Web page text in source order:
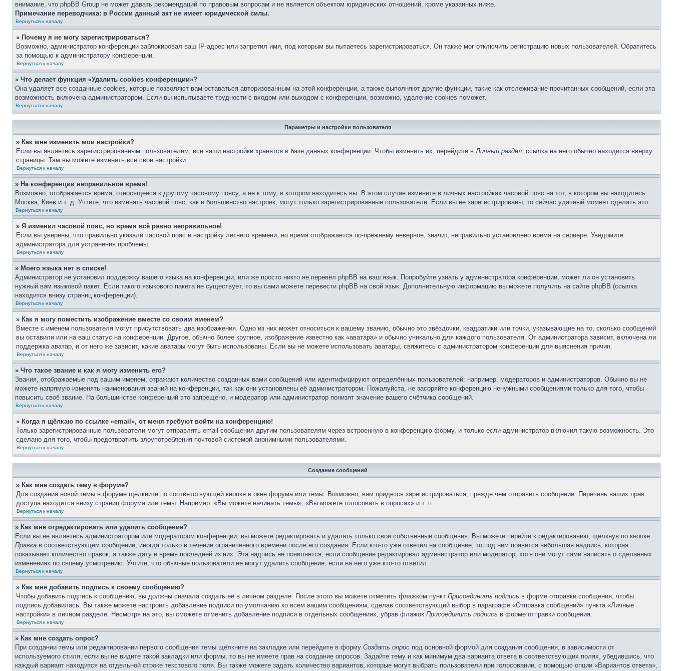
внимание, что phpBB Group не может давать рекомендаций по правовым вопросам и не является объектом юридических отношений, кроме указанных ниже.
Примечание переводчика: в России данный акт не имеет юридической силы.
Вернуться к началу
» Почему я не могу зарегистрироваться?
Возможно, администратор конференции заблокировал ваш IP-адрес или запретил имя, под которым вы пытаетесь зарегистрироваться. Он также мог отключить регистрацию новых пользователей. Обратитесь
за помощью к администратору конференции.
Вернуться к началу
» Что делает функция «Удалить cookies конференции»?
Она удаляет все созданные cookies, которые позволяют вам оставаться авторизованным на этой конференции, а также выполняют другие функции, такие как отслеживание прочитанных сообщений, если эта
возможность включена администратором. Если вы испытываете трудности с входом или выходом с конференции, возможно, удаление cookies поможет.
Вернуться к началу
Параметры и настройки пользователя
» Как мне изменить мои настройки?
Если вы являетесь зарегистрированным пользователем, все ваши настройки хранятся в базе данных конференции. Чтобы изменить их, перейдите вЛичный раздел; ссылка на него обычно находится вверху
страницы. Там вы можете изменить все свои настройки.
Вернуться к началу
» На конференции неправильное время!
Возможно, отображается время, относящееся к другому часовому поясу, а не к тому, в котором находитесь вы. В этом случае измените в личных настройках часовой пояс на тот, в котором вы находитесь:
Москва, Киев и т. д. Учтите, что изменять часовой пояс, как и большинство настроек, могут только зарегистрированные пользователи. Если вы не зарегистрированы, то сейчас удачный момент сделать это.
Вернуться к началу
» Я изменил часовой пояс, но время всё равно неправильное!
Если вы уверены, что правильно указали часовой пояс и настройку летнего времени, но время отображается по-прежнему неверное, значит, неправильно установлено время на сервере. Уведомите
администратора для устранения проблемы.
Вернуться к началу
» Моего языка нет в списке!
Администратор не установил поддержку вашего языка на конференции, или же просто никто не перевёл phpBB на ваш язык. Попробуйте узнать у администратора конференции, может ли он установить
нужный вам языковой пакет. Если такого языкового пакета не существует, то вы сами можете перевести phpBB на свой язык. Дополнительную информацию вы можете получить на сайте phpBB (ссылка
находится внизу страниц конференции).
Вернуться к началу
» Как я могу поместить изображение вместе со своим именем?
Вместе с именем пользователя могут присутствовать два изображения. Одно из них может относиться к вашему званию, обычно это звёздочки, квадратики или точки, указывающие на то, сколько сообщений
вы оставили или на ваш статус на конференции. Другое, обычно более крупное, изображение известно как «аватара» и обычно уникально для каждого пользователя. От администратора зависит, включена ли
поддержка аватар, и от него же зависит, какие аватары могут быть использованы. Если вы не можете использовать аватары, свяжитесь с администратором конференции для выяснения причин.
Вернуться к началу
» Что такое звание и как я могу изменить его?
Звания, отображаемые под вашим именем, отражают количество созданных вами сообщений или идентифицируют определённых пользователей: например, модераторов и администраторов. Обычно вы не
можете напрямую изменять наименования званий на конференции, так как они установлены её администратором. Пожалуйста, не засоряйте конференцию ненужными сообщениями только для того, чтобы
повысить своё звание. На большинстве конференций это запрещено, и модератор или администратор понизят значение вашего счётчика сообщений.
Вернуться к началу
» Когда я щёлкаю по ссылке «email», от меня требуют войти на конференцию!
Только зарегистрированные пользователи могут отправлять email-сообщения другим пользователям через встроенную в конференцию форму, и только если администратор включил такую возможность. Это
сделано для того, чтобы предотвратить злоупотребления почтовой системой анонимными пользователями.
Вернуться к началу
Создание сообщений
» Как мне создать тему в форуме?
Для создания новой темы в форуме щёлкните по соответствующей кнопке в окне форума или темы. Возможно, вам придётся зарегистрироваться, прежде чем отправить сообщение. Перечень ваших прав
доступа находится внизу страниц форума или темы. Например: «Вы можете начинать темы», «Вы можете голосовать в опросах» и т. п.
Вернуться к началу
» Как мне отредактировать или удалить сообщение?
Если вы не являетесь администратором или модератором конференции, вы можете редактировать и удалять только свои собственные сообщения. Вы можете перейти к редактированию, щёлкнув по кнопке
Правка в соответствующем сообщении, иногда только в течение ограниченного времени после его создания. Если кто-то уже ответил на сообщение, то под ним появится небольшая надпись, которая
показывает количество правок, а также дату и время последней из них. Эта надпись не появляется, если сообщение редактировал администратор или модератор, хотя они могут сами написать о сделанных
изменениях по своему усмотрению. Учтите, что обычные пользователи не могут удалить сообщение, если на него уже кто-то ответил.
Вернуться к началу
» Как мне добавить подпись к своему сообщению?
Чтобы добавить подпись к сообщению, вы должны сначала создать её в личном разделе. После этого вы можете отметить флажком пункт Присоединить подпись в форме отправки сообщения, чтобы
подпись добавилась. Вы также можете настроить добавление подписи по умолчанию ко всем вашим сообщениям, сделав соответствующий выбор в параграфе «Отправка сообщений» пункта «Личные
настройки» в личном разделе. Несмотря на это, вы сможете отменить добавление подписи в отдельных сообщениях, убрав флажок Присоединить подпись в форме отправки сообщения.
Вернуться к началу
» Как мне создать опрос?
При создании темы или редактировании первого сообщения темы щёлкните на закладке или перейдите в форму Создать опрос под основной формой для создания сообщения, в зависимости от
используемого стиля; если вы не видите такой закладки или формы, то вы не имеете прав на создание опросов. Задайте тему и как минимум два варианта ответа в соответствующих полях, убедившись, что
каждый вариант находится на отдельной строке текстового поля. Вы также можете задать количество вариантов, которые могут выбрать пользователи при голосовании, с помощью опции «Вариантов ответа»,